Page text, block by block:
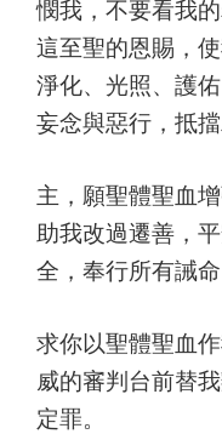
憫我，不要看我
這至聖的恩賜，
淨化、光照、護
妄念與惡行，抵
主，願聖體聖血
助我改過遷善，
全，奉行所有誡
求你以聖體聖血
威的審判台前替
定罪。